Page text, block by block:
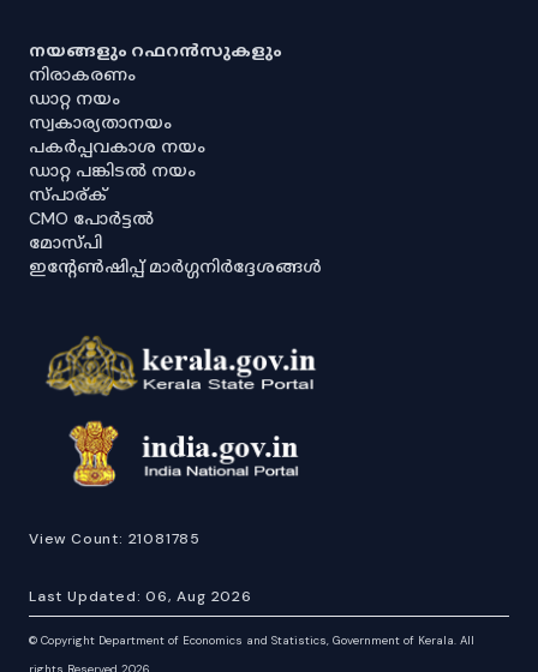
നയങ്ങളും റഫറൻസുകളും
നിരാകരണം
ഡാറ്റ നയം
സ്വകാര്യതാനയം
പകർപ്പവകാശ നയം
ഡാറ്റ പങ്കിടൽ നയം
സ്പാര്ക്
CMO പോർട്ടൽ
മോസ്പി
ഇൻ്റേൺഷിപ്പ് മാർഗ്ഗനിർദ്ദേശങ്ങൾ
View Count: 21081785
Last Updated:06, Aug 2026
© Copyright Department of Economics and Statistics, Government of Kerala. All